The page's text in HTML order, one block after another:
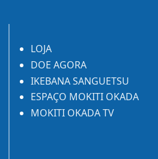
LOJA
DOE AGORA
IKEBANA SANGUETSU
ESPAÇO MOKITI OKADA
MOKITI OKADA TV